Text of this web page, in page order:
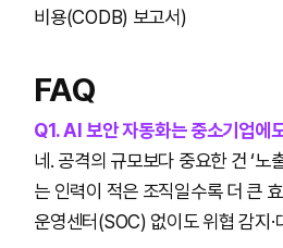
비용(CODB) 보고서)
FAQ
Q1. AI 보안 자동화는 중소기업에
네. 공격의 규모보다 중요한 건 ‘노
는 인력이 적은 조직일수록 더 큰
운영센터(SOC) 없이도 위협 감지·